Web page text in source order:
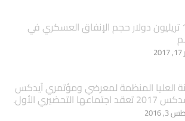
1.57 تريليون دولار حجم الإنفاق العسكري في
العليا المنظمة لمعرضي ومؤتمري آيدكس
التحضيري الأول.
2016